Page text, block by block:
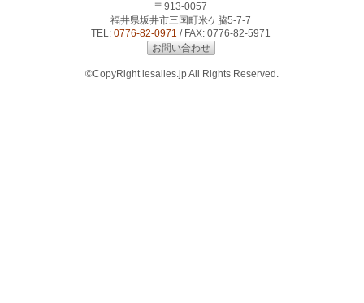
〒913-0057
福井県坂井市三国町米ケ脇5-7-7
TEL:0776-82-0971 / FAX: 0776-82-5971
お問い合わせ
©CopyRight lesailes.jp All Rights Reserved.